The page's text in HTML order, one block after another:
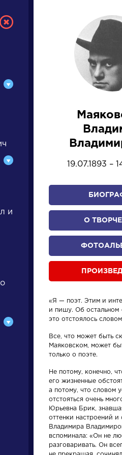
ДЛЯ
К Л
Произведения
На птичку
и
19.07.1893 –
О
«Я — поэт. Этим и
и пишу. Об остальном
это отстоялось
Все, что может быть
Маяковском, может
только о поэте.
Не потому, конечно,
его жизненные
а потому, что словом
отстояться очень
Юрьевна Брик,
оттенки настроений и
Владимира
вспоминала: «Он не
разговаривать. Он